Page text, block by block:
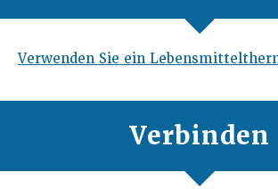
Verwenden Sie ein
Verbinden